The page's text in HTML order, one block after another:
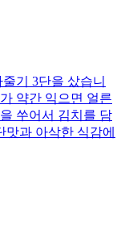
기 3단을 샀습니
약간 익으면 얼른
쑤어서 김치를 담
과 아삭한 식감에